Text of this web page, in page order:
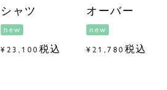
シャツ
new
¥23,100 税込
オーバー
new
¥21,780 税込